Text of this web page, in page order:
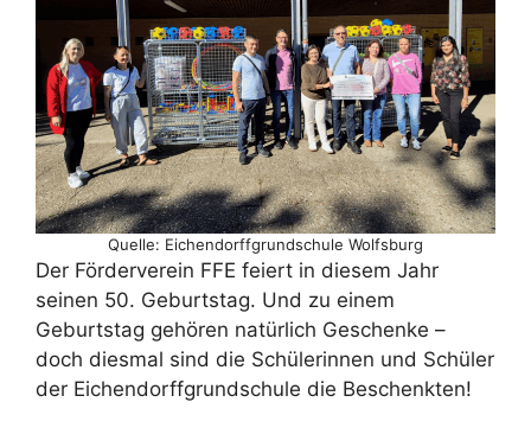
Quelle: Eichendorffgrundschule Wolfsburg
Der Förderverein FFE feiert in diesem Jahr
seinen 50. Geburtstag. Und zu einem
Geburtstag gehören natürlich Geschenke –
doch diesmal sind die Schülerinnen und Schüler
der Eichendorffgrundschule die Beschenkten!